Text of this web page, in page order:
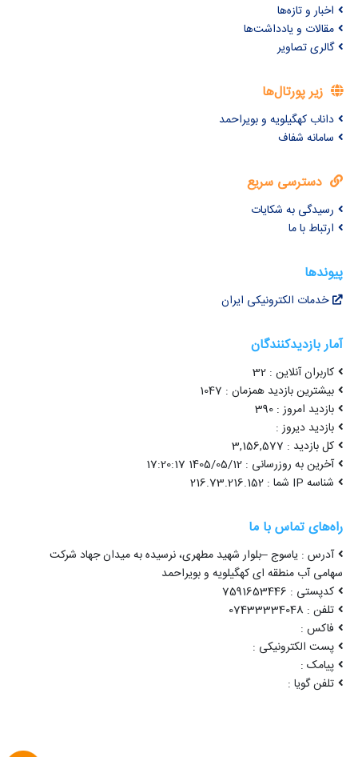
اخبار و تازه‌ها
مقالات و یادداشت‌ها
گالری تصاویر
زیر پورتال‌ها
داناب کهگیلویه و بویراحمد
سامانه شفاف
دسترسی سریع
رسیدگی به شکایات
ارتباط با ما
پیوندها
خدمات الکترونیکی ایران
آمار بازدیدکنندگان
کاربران آنلاین : 32
بیشترین بازدید همزمان : 1047
بازدید امروز : 390
بازدید دیروز :
کل بازدید : 3,156,577
آخرین به روزرسانی : 1405/05/12 17:20:17
شناسه IP شما : 216.73.216.152
راه‌های تماس با ما
آدرس : یاسوج –بلوار شهید مطهری، نرسیده به میدان جهاد شرکت
سهامی آب منطقه ای کهگیلویه و بویراحمد
کدپستی : 7591653446
تلفن : 07433334048
فاکس :
پست الکترونیکی :
پیامک :
تلفن گویا :